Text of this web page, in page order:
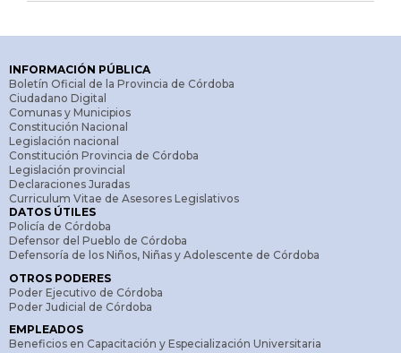
INFORMACIÓN PÚBLICA
Boletín Oficial de la Provincia de Córdoba
Ciudadano Digital
Comunas y Municipios
Constitución Nacional
Legislación nacional
Constitución Provincia de Córdoba
Legislación provincial
Declaraciones Juradas
Curriculum Vitae de Asesores Legislativos
DATOS ÚTILES
Policía de Córdoba
Defensor del Pueblo de Córdoba
Defensoría de los Niños, Niñas y Adolescente de Córdoba
OTROS PODERES
Poder Ejecutivo de Córdoba
Poder Judicial de Córdoba
EMPLEADOS
Beneficios en Capacitación y Especialización Universitaria